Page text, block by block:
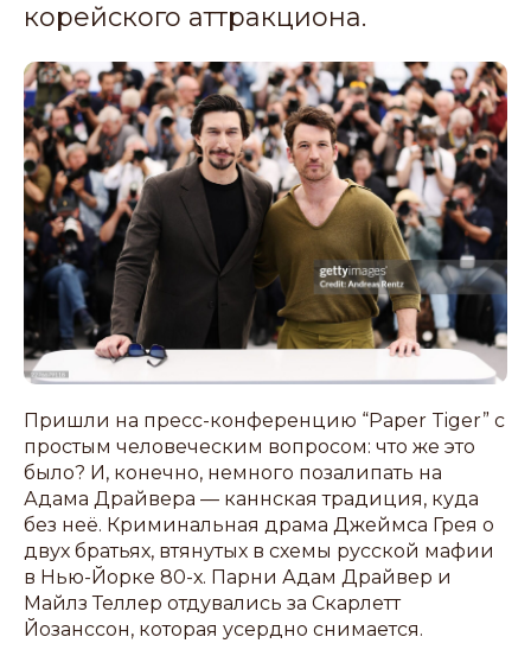
корейского аттракциона.
Пришли на пресс-конференцию “Paper Tiger” с
простым человеческим вопросом: что же это
было? И, конечно, немного позалипать на
Адама Драйвера — каннская традиция, куда
без неё. Криминальная драма Джеймса Грея о
двух братьях, втянутых в схемы русской мафии
в Нью-Йорке 80-х. Парни Адам Драйвер и
Майлз Теллер отдувались за Скарлетт
Йозанссон, которая усердно снимается.